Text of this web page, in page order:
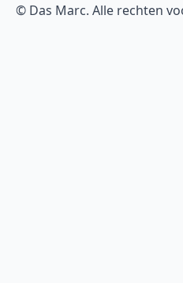
© Das Marc. Alle rechten